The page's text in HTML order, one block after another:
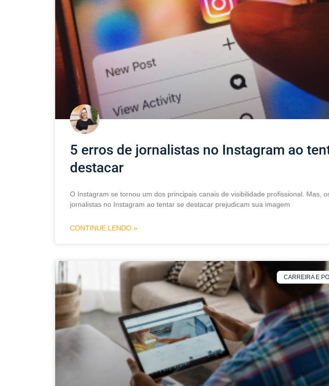
5 erros de jornalistas no Instagram ao
destacar
O Instagram se tornou um dos principais canais de visibilidade profissional. Mas,
jornalistas no Instagram ao tentar se destacar prejudicam sua imagem
CONTINUE LENDO »
CARREIRA E